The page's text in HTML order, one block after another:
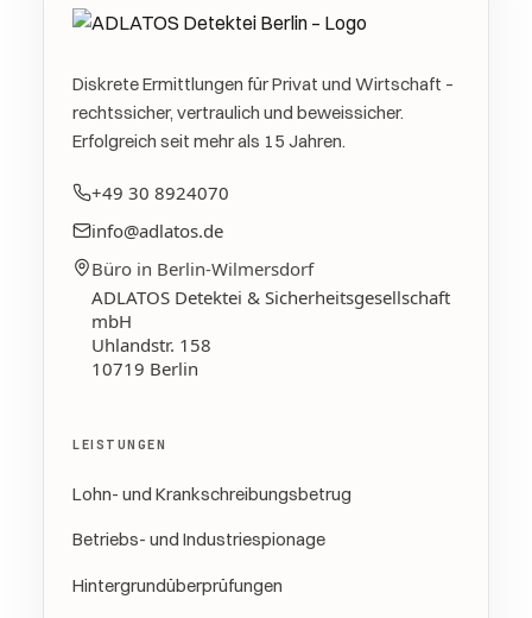
Diskrete Ermittlungen für Privat und Wirtschaft –
rechtssicher, vertraulich und beweissicher.
Erfolgreich seit mehr als 15 Jahren.
+49 30 8924070
info@adlatos.de
Büro in Berlin-Wilmersdorf
ADLATOS Detektei & Sicherheitsgesellschaft
mbH
Uhlandstr. 158
10719 Berlin
LEISTUNGEN
Lohn- und Krankschreibungsbetrug
Betriebs- und Industriespionage
Hintergrundüberprüfungen